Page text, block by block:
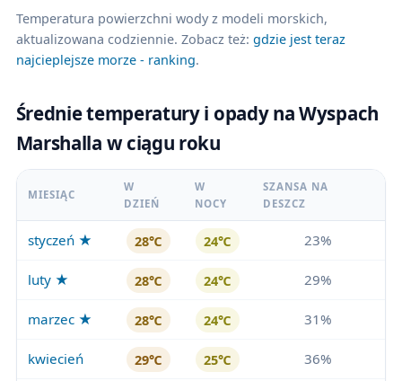
Temperatura powierzchni wody z modeli morskich,
aktualizowana codziennie. Zobacz też: gdzie jest teraz
najcieplejsze morze - ranking.
Średnie temperatury i opady na Wyspach
Marshalla w ciągu roku
MIESIĄC
W
DZIEŃ
W
NOCY
SZANSA NA
DESZCZ
styczeń ★ 28℃ 24℃ 23%
luty ★ 28℃ 24℃ 29%
marzec ★ 28℃ 24℃ 31%
kwiecień 29℃ 25℃ 36%